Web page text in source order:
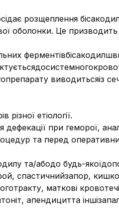
розщеплення
оболонки. Це призводить
виводитьсяіз
різної етіології.
дефекації при геморої,
та перед
та/абодо будь-
спастичнийзапор,
маткові
апендицитта